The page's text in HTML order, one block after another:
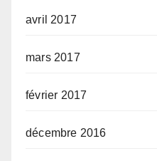
avril 2017
mars 2017
février 2017
décembre 2016